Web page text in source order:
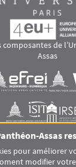
de
Assas
svg
Visuel svgVisuel
Assas
pour améliorer
modifier